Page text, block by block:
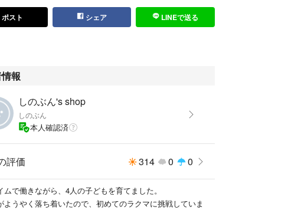
ポスト シェア LINEで送る
報
しのぶん's shop
しのぶん
本人確認済
評価 314 0 0
ムで働きながら、4人の子どもを育てました。
ようやく落ち着いたので、初めてのラクマに挑戦していま